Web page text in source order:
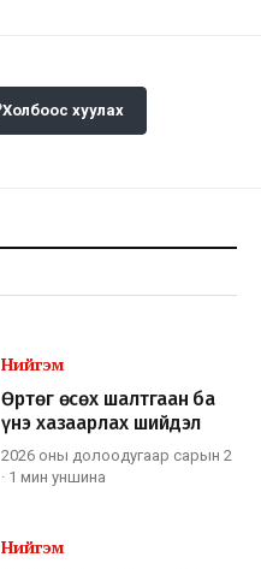
Холбоос хуулах
Нийгэм
Өртөг өсөх шалтгаан ба
үнэ хазаарлах шийдэл
2026 оны долоодугаар сарын 2
· 1 мин уншина
Нийгэм